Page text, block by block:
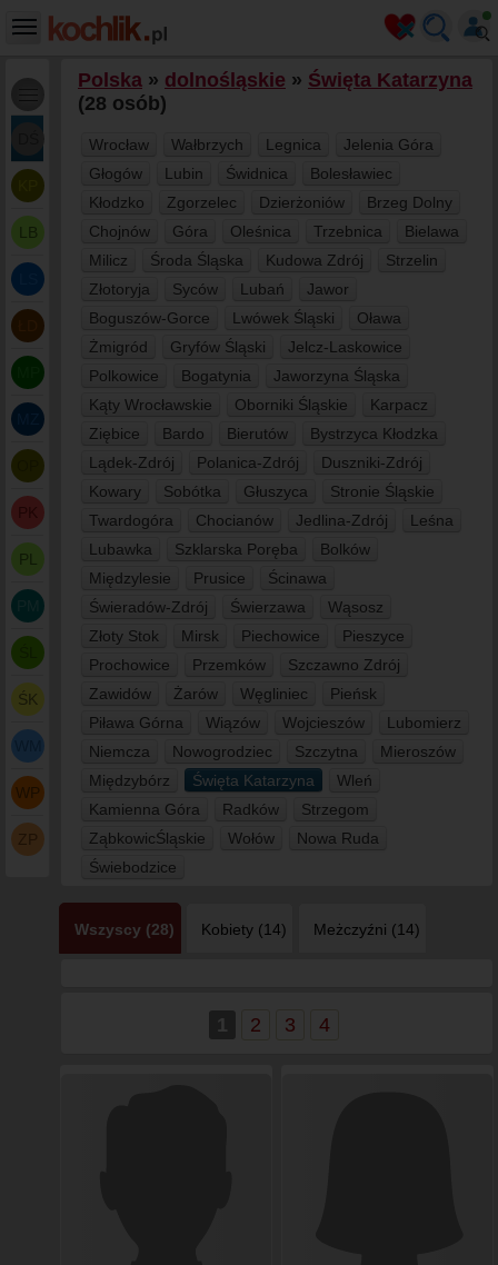
LB
PL
ŚK
WP
Polska » dolnośląskie » Święta Katarzyna
(28 osób)
Wrocław Wałbrzych Legnica
Jelenia Góra
Głogów
Lubin Świdnica
Bolesławiec
Kłodzko
Zgorzelec Dzierżoniów
Brzeg Dolny
Chojnów
Góra Oleśnica Trzebnica
Bielawa
Milicz
Środa Śląska Kudowa Zdrój
Strzelin
Złotoryja
Syców Lubań
Jawor
Boguszów-Gorce
Lwówek Śląski
Oława
Żmigród
Gryfów Śląski
Jelcz-Laskowice
Polkowice
Bogatynia
Jaworzyna Śląska
Kąty Wrocławskie
Oborniki Śląskie
Karpacz
Ziębice
Bardo Bierutów
Bystrzyca Kłodzka
Lądek-Zdrój
Polanica-Zdrój
Duszniki-Zdrój
Kowary
Sobótka Głuszyca
Stronie Śląskie
Twardogóra
Chocianów Jedlina-Zdrój
Leśna
Lubawka
Szklarska Poręba
Bolków
Międzylesie
Prusice
Ścinawa
Świeradów-Zdrój
Świerzawa
Wąsosz
Złoty Stok
Mirsk Piechowice
Pieszyce
Prochowice
Przemków
Szczawno Zdrój
Zawidów
Żarów Węgliniec
Pieńsk
Piława Górna
Wiązów Wojcieszów
Lubomierz
Niemcza
Nowogrodziec Szczytna
Mieroszów
Międzybórz
Święta Katarzyna
Wleń
Kamienna Góra
Radków
Strzegom
ZąbkowicŚląskie
Wołów
Nowa Ruda
Świebodzice
Wszyscy (28) Kobiety (14) Meżczyźni (14)
1 2 3 4